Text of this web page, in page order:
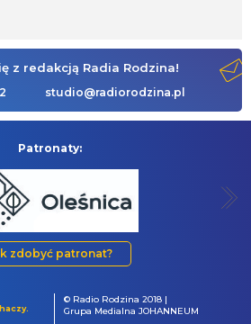
z redakcją Radia Rodzina!
studio@radiorodzina.pl
Patronaty:
zdobyć patronat?
© Radio Rodzina 2018 |
Grupa Medialna JOHANNEUM